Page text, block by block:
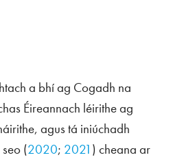
a bhí ag Cogadh na
Éireannach léirithe ag
agus tá iniúchadh
(2020; 2021 ) cheana ar